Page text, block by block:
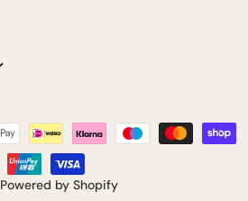
Powered by Shopify